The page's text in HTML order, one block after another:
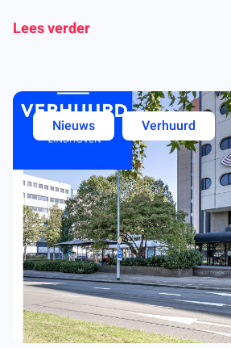
Lees verder
Nieuws Verhuurd